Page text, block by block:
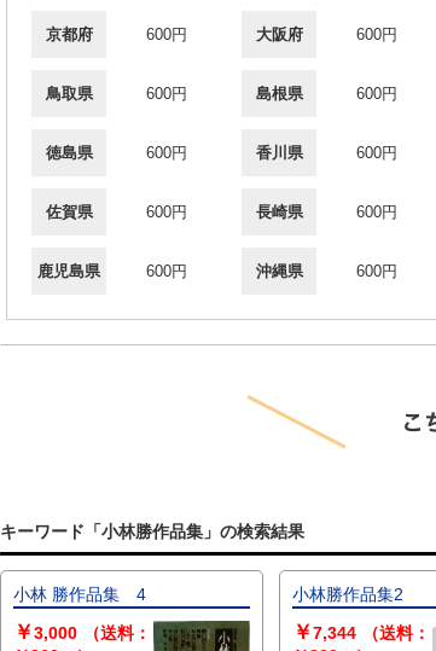
京都府 600円 大阪府 600円
鳥取県 600円 島根県 600円
徳島県 600円 香川県 600円
佐賀県 600円 長崎県 600円
鹿児島県 600円 沖縄県 600円
キーワード「小林勝作品集」の検索結果
小林 勝作品集 4
￥3,000
（送料：
小林勝作品集2
￥7,344
（送料：